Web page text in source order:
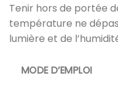
Tenir hors de portée
température ne
lumière et de
MODE D’EMPLOI